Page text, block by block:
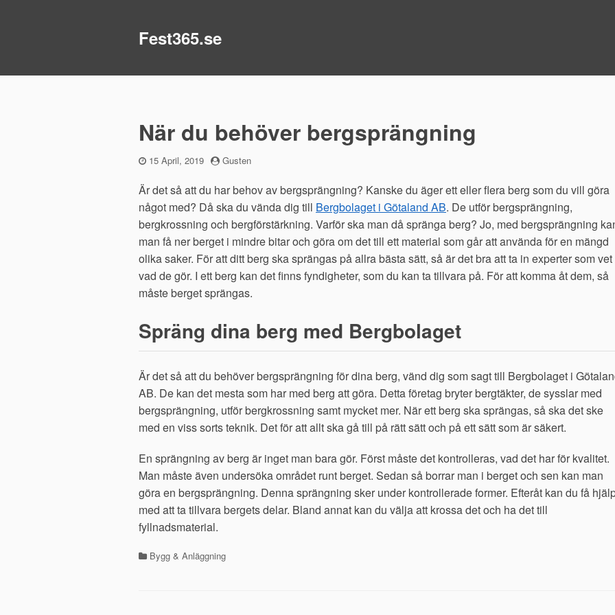
Fest365.se
När du behöver bergsprängning
Publicerad
15 April, 2019 by
Gusten
Är det så att du har behov av bergsprängning? Kanske du äger ett eller flera berg som du vill göra
något med? Då ska du vända dig till Bergbolaget i Götaland AB. De utför bergsprängning,
bergkrossning och bergförstärkning. Varför ska man då spränga berg? Jo, med bergsprängning
man få ner berget i mindre bitar och göra om det till ett material som går att använda för en mängd
olika saker. För att ditt berg ska sprängas på allra bästa sätt, så är det bra att ta in experter som vet
vad de gör. I ett berg kan det finns fyndigheter, som du kan ta tillvara på. För att komma åt dem, så
måste berget sprängas.
Spräng dina berg med Bergbolaget
Är det så att du behöver bergsprängning för dina berg, vänd dig som sagt till Bergbolaget i
AB. De kan det mesta som har med berg att göra. Detta företag bryter bergtäkter, de sysslar med
bergsprängning, utför bergkrossning samt mycket mer. När ett berg ska sprängas, så ska det ske
med en viss sorts teknik. Det för att allt ska gå till på rätt sätt och på ett sätt som är säkert.
En sprängning av berg är inget man bara gör. Först måste det kontrolleras, vad det har för kvalitet.
Man måste även undersöka området runt berget. Sedan så borrar man i berget och sen kan man
göra en bergsprängning. Denna sprängning sker under kontrollerade former. Efteråt kan du få
med att ta tillvara bergets delar. Bland annat kan du välja att krossa det och ha det till
fyllnadsmaterial.
Kategorier
Bygg & Anläggning